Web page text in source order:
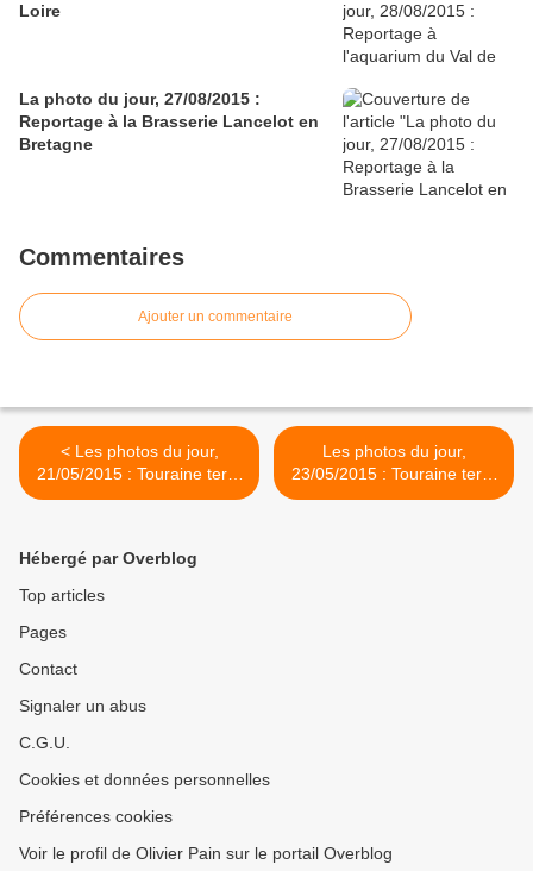
Loire
La photo du jour, 27/08/2015 :
Reportage à la Brasserie Lancelot en
Bretagne
Commentaires
Ajouter un commentaire
< Les photos du jour,
21/05/2015 : Touraine terre
de réussite, reportage pour
Les photos du jour,
23/05/2015 : Touraine terre
de réussite, reportage pour
Hébergé par Overblog
Top articles
Pages
Contact
Signaler un abus
C.G.U.
Cookies et données personnelles
Préférences cookies
Voir le profil de Olivier Pain sur le portail Overblog